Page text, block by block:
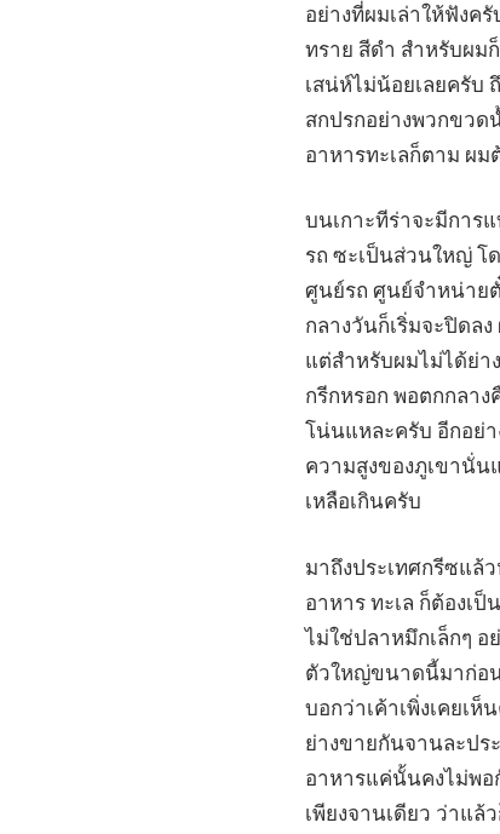
อย่างที่ผมเล่าให้ฟังค
ทราย สีดำ สำหรับผม
เสน่ห์ไม่น้อยเลยครับ
สกปรกอย่างพวกขวด
อาหารทะเลก็ตาม ผ
บนเกาะทีร่าจะมีการ
รถ ซะเป็นส่วนใหญ่ โ
ศูนย์รถ ศูนย์จำหน่าย
กลางวันก็เริ่มจะปิดล
แต่สำหรับผมไม่ได้ย่า
กรีกหรอก พอตกกลา
โน่นแหละครับ อีกอย่
ความสูงของภูเขานั่น
เหลือเกินครับ
มาถึงประเทศกรีซแล้
อาหาร ทะเล ก็ต้องเ
ไม่ใช่ปลาหมึกเล็กๆ อ
ตัวใหญ่ขนาดนี้มาก่อ
บอกว่าเค้าเพิ่งเคยเ
ย่างขายกันจานละปร
อาหารแค่นั้นคงไม่พอ
เพียงจานเดียว ว่าแล้